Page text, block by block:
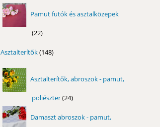
Pamut futók és asztalközepek
2222
Asztalterítők 148
termék
Asztalterítők, abroszok - pamut,
poliészter 2424
Damaszt abroszok - pamut,